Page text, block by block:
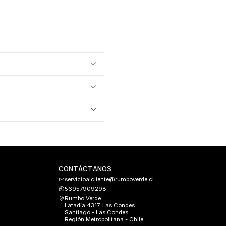
CONTÁCTANOS
servicioalcliente@rumboverde.cl
56957909298
Rumbo Verde
Latadía 4317, Las Condes
Santiago - Las Condes
Región Metropolitana - Chile